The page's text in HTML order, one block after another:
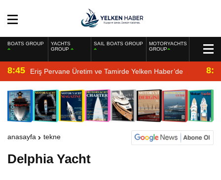
BOATS GROUP
YACHTS
GROUP
SAIL BOATS GROUP
MOTORYACHTS
GROUP
8:45 Eriş Pervane Üretim ve Tamirde Yelken Haber’de
anasayfa tekne
Delphia Yacht